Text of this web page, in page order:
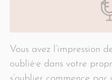
Vous avez l’impression
oublié·e dans votre